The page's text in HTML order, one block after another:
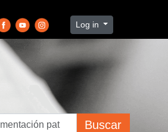
Log in
Buscar